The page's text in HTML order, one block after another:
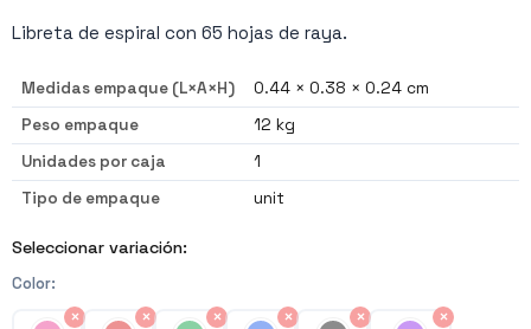
Libreta de espiral con 65 hojas de raya.
Medidas empaque (L×A×H)
0.44 × 0.38 × 0.24 cm
Peso empaque
12 kg
Unidades por caja
1
Tipo de empaque
unit
Seleccionar variación:
Color:
× × × × × ×